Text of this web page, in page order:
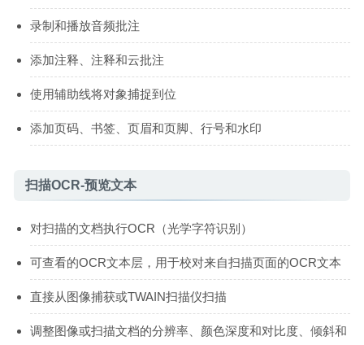
录制和播放音频批注
添加注释、注释和云批注
使用辅助线将对象捕捉到位
添加页码、书签、页眉和页脚、行号和水印
扫描OCR-预览文本
对扫描的文档执行OCR（光学字符识别）
可查看的OCR文本层，用于校对来自扫描页面的OCR文本
直接从图像捕获或TWAIN扫描仪扫描
调整图像或扫描文档的分辨率、颜色深度和对比度、倾斜和